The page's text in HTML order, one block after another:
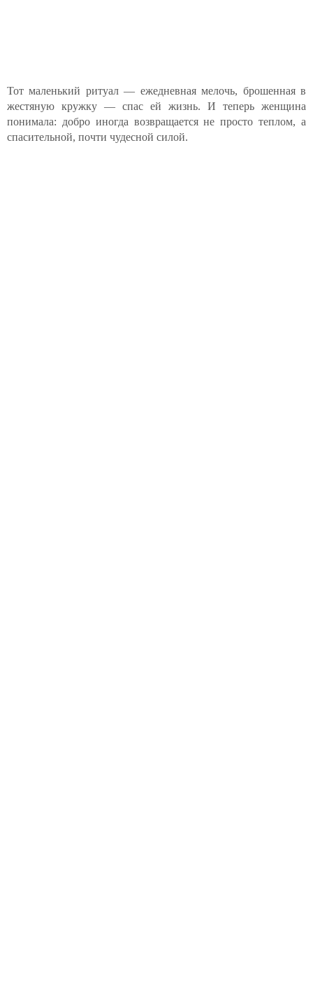
Тот маленький ритуал — ежедневная мелочь, брошенная в
жестяную кружку — спас ей жизнь. И теперь женщина
понимала: добро иногда возвращается не просто теплом, а
спасительной, почти чудесной силой.